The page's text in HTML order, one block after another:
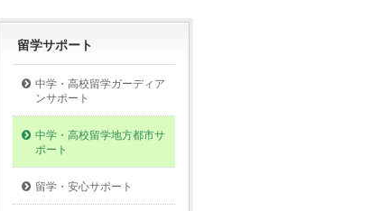
留学サポート
中学・高校留学ガーディア
ンサポート
中学・高校留学地方都市サ
ポート
留学・安心サポート